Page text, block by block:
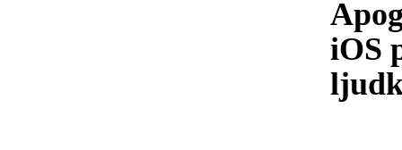
iOS